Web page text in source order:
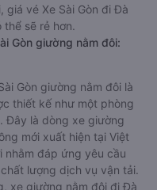
giá vé Xe Sài Gòn đi Đà
sẽ rẻ hơn.
Gòn giường nằm đôi:
Gòn giường nằm đôi là
thiết kế như một phòng
Đây là dòng xe giường
mới xuất hiện tại Việt
nhằm đáp ứng yêu cầu
lượng dịch vụ vận tải.
xe giường nằm đôi đi Đà